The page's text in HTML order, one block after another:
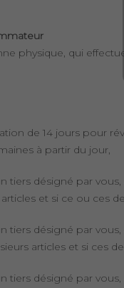
physique, qui
de 14 jours pour
à partir du jour,
tiers désigné par
et si ce ou ces
tiers désigné par
articles et si ces
tiers désigné par